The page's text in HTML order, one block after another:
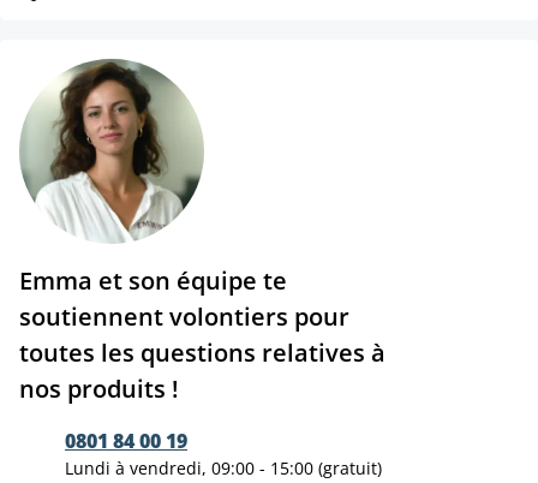
Emma et son équipe te
soutiennent volontiers pour
toutes les questions relatives à
nos produits !
0801 84 00 19
Lundi à vendredi, 09:00 - 15:00 (gratuit)